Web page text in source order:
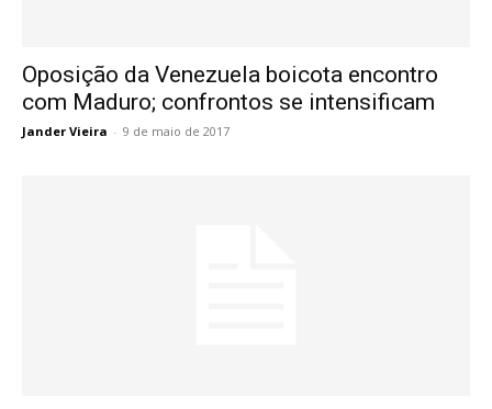
Oposição da Venezuela boicota encontro
com Maduro; confrontos se intensificam
Jander Vieira - 9 de maio de 2017